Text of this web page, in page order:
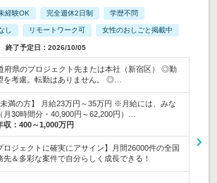
経験OK 完全週休2日制 学歴不問
し リモートワーク可 女性のおしごと掲載中
終了予定日：2026/10/05
府県のプロジェクト先または本社（新宿区） ◎勤
を考慮。転勤はありません。 ◎…
未満の方】 月給23万円～35万円 ※月給には、みな
月30時間分・40,900円～62,200円）…
収： 400～1,000万円
ロジェクトに確実にアサイン】月間26000件の全国
先＆多彩な案件で自分らしく成長できる！